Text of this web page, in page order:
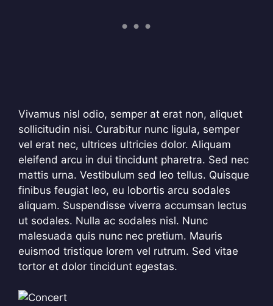
Vivamus nisl odio, semper at erat non, aliquet
sollicitudin nisi. Curabitur nunc ligula, semper
vel erat nec, ultrices ultricies dolor. Aliquam
eleifend arcu in dui tincidunt pharetra. Sed nec
mattis urna. Vestibulum sed leo tellus. Quisque
finibus feugiat leo, eu lobortis arcu sodales
aliquam. Suspendisse viverra accumsan lectus
ut sodales. Nulla ac sodales nisl. Nunc
malesuada quis nunc nec pretium. Mauris
euismod tristique lorem vel rutrum. Sed vitae
tortor et dolor tincidunt egestas.